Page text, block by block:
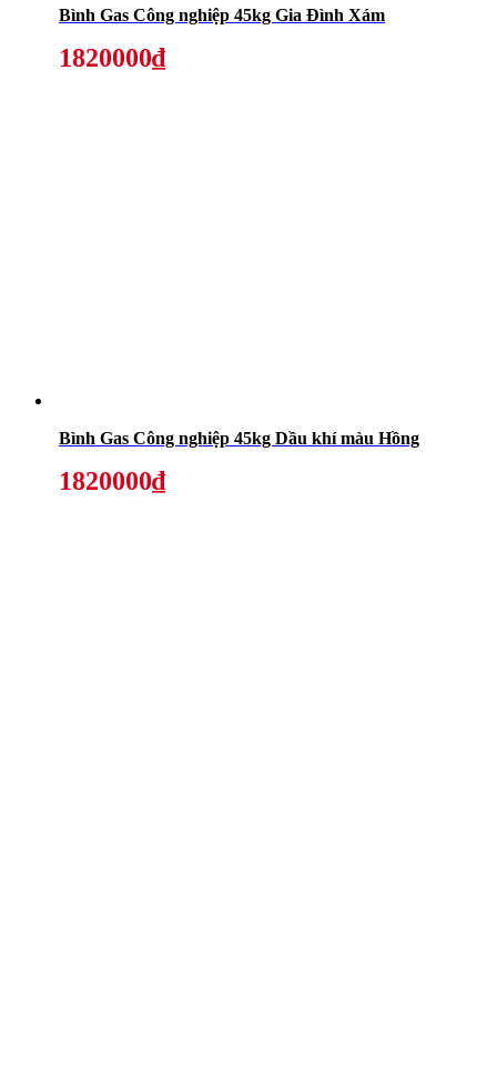
Bình Gas Công nghiệp 45kg Gia Đình Xám
1820000₫
Bình Gas Công nghiệp 45kg Dầu khí màu Hồng
1820000₫